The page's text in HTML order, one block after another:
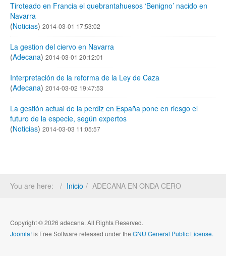
Tiroteado en Francia el quebrantahuesos ‘Benigno’ nacido en
Navarra
(Noticias) 2014-03-01 17:53:02
La gestion del ciervo en Navarra
(Adecana) 2014-03-01 20:12:01
Interpretación de la reforma de la Ley de Caza
(Adecana) 2014-03-02 19:47:53
La gestión actual de la perdiz en España pone en riesgo el
futuro de la especie, según expertos
(Noticias) 2014-03-03 11:05:57
You are here: Inicio ADECANA EN ONDA CERO
Copyright © 2026 adecana. All Rights Reserved.
Joomla!is Free Software released under the GNU General Public License.